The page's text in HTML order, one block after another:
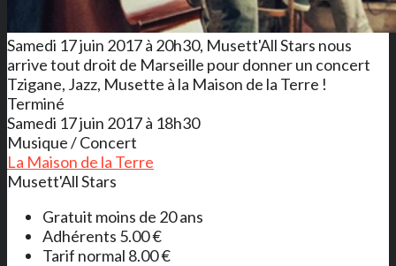
Samedi 17 juin 2017 à 20h30, Musett'All Stars nous
arrive tout droit de Marseille pour donner un concert
Tzigane, Jazz, Musette à la Maison de la Terre !
Terminé
Samedi 17 juin 2017 à 18h30
Musique / Concert
La Maison de la Terre
Musett'All Stars
Gratuit moins de 20 ans
Adhérents 5.00 €
Tarif normal 8.00 €